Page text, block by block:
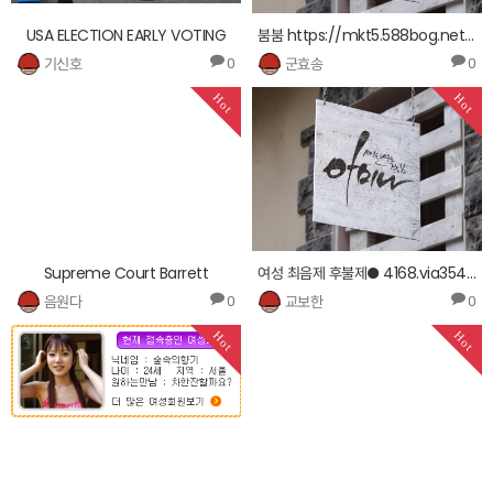
USA ELECTION EARLY VOTING
기신호
0
붐붐 https://mkt5.588bog.net ョ 붐붐ミ 붐붐ヒ
군효송
0
Hot
Supreme Court Barrett
음원다
0
Hot
여성 최음제 후불제● 4168.via354.com ▤골드 플라이 판매가격 〓
교보한
0
Hot Hot